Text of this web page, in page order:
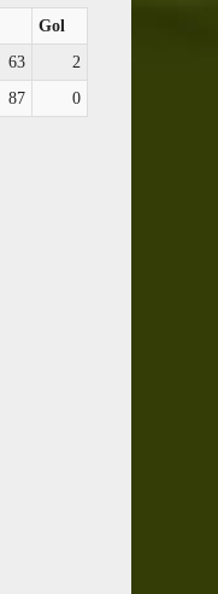
Gol
63
2
87 0